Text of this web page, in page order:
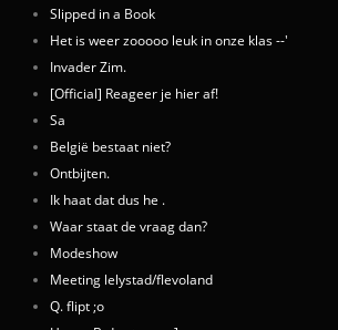
Slipped in a Book
Het is weer zooooo leuk in onze klas --'
Invader Zim.
[Official] Reageer je hier af!
Sa
België bestaat niet?
Ontbijten.
Ik haat dat dus he .
Waar staat de vraag dan?
Modeshow
Meeting lelystad/flevoland
Q. flipt ;o